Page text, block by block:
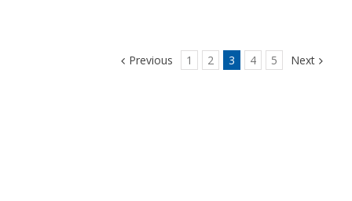
Previous 1 2 3 4 5 Next